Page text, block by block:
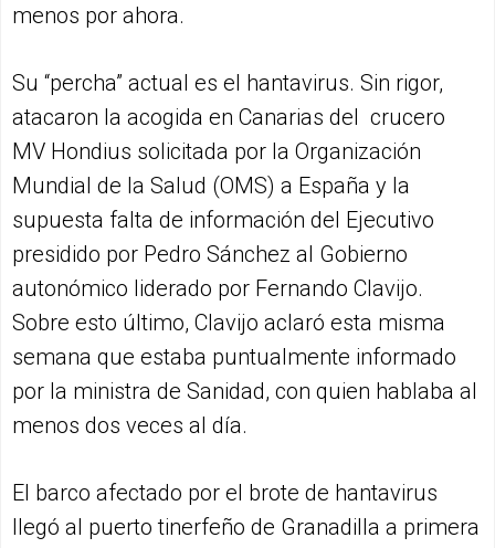
menos por ahora.
Su “percha” actual es el hantavirus. Sin rigor,
atacaron la acogida en Canarias del crucero
MV Hondius solicitada por la Organización
Mundial de la Salud (OMS) a España y la
supuesta falta de información del Ejecutivo
presidido por Pedro Sánchez al Gobierno
autonómico liderado por Fernando Clavijo.
Sobre esto último, Clavijo aclaró esta misma
semana que estaba puntualmente informado
por la ministra de Sanidad, con quien hablaba al
menos dos veces al día.
El barco afectado por el brote de hantavirus
llegó al puerto tinerfeño de Granadilla a primera